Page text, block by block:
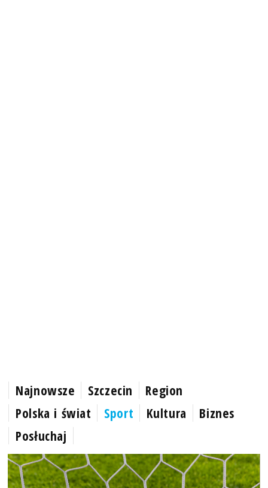
Najnowsze Szczecin
Region
Polska i świat
Sport Kultura
Biznes
Posłuchaj